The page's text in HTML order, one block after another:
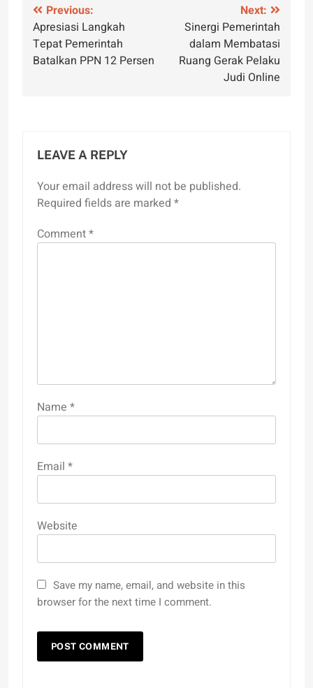
Post
navigation
Previous:
Apresiasi Langkah
Tepat Pemerintah
Batalkan PPN 12 Persen
Next:
Sinergi Pemerintah
dalam Membatasi
Ruang Gerak Pelaku
Judi Online
LEAVE A REPLY
Your email address will not be published.
Required fields are marked *
Comment*
Name *
Email *
Website
Save my name, email, and website in this
browser for the next time I comment.